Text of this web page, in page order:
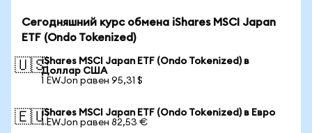
Сегодняшний курс обмена iShares MSCI Japan
ETF (Ondo Tokenized)
🇺🇸iShares MSCI Japan ETF (Ondo Tokenized) в
Доллар США
1 EWJon равен 95,31 $
🇪🇺iShares MSCI Japan ETF (Ondo Tokenized) в Евро
1 EWJon равен 82,53 €